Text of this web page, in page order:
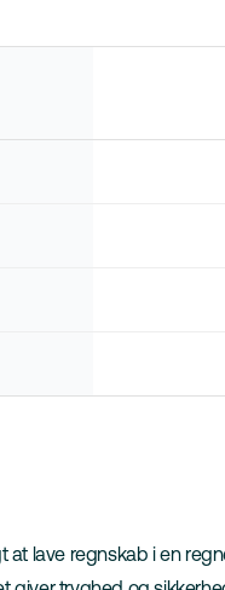
lave regnskab i en